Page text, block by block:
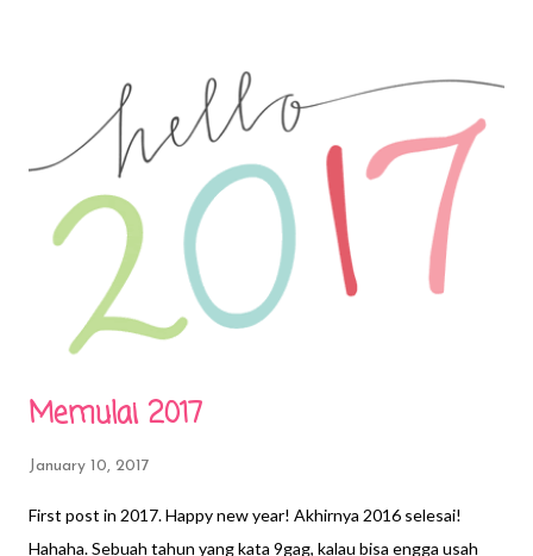
dibawakan langsung oleh Mbak (atau Teteh?!) Ligwina Hananto.
Saya excited banget! Udah sejak lama saya tahu nama Mbak
Wina ini di dunia mengatur keuangan. Teman dekat saya sudah
baca bukunya, mengamini seluruh tulisan Mbak Wina dan
mencoba menerapkan si isi buku. Kapan lagi bisa dengar
langsung ‘kuliah’ dari pakarnya? Teh Wina (kanan) orang pertama
yang saya lihat ngomong...
Memulai 2017
January 10, 2017
First post in 2017. Happy new year! Akhirnya 2016 selesai!
Hahaha. Sebuah tahun yang kata 9gag, kalau bisa engga usah